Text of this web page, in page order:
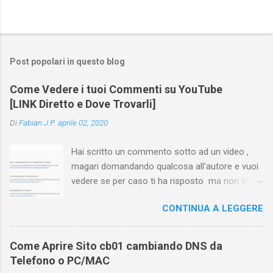
Post popolari in questo blog
Come Vedere i tuoi Commenti su YouTube
[LINK Diretto e Dove Trovarli]
DiFabian J.P. aprile 02, 2020
Hai scritto un commento sotto ad un video ,
magari domandando qualcosa all'autore e vuoi
vedere se per caso ti ha risposto ma non trovi
nessuna voce del tipo " cronologia commenti
YouTube " o cose simili? Vuoi sapere come
farlo sia se accedi dal tuo computer (PC/Mac)
oppure tramite smartphone (Android o iPhone)
usando l'app ? In questa guida ti mostrerò dove
CONTINUA A LEGGERE
Come Aprire Sito cb01 cambiando DNS da
Telefono o PC/MAC